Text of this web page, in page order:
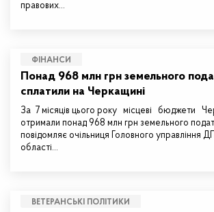
правових…
ФІНАНСИ
Понад 968 млн грн земельного
сплатили на Черкащині
За 7 місяців цього року місцеві бюджети
отримали понад 968 млн грн земельного
повідомляє очільниця Головного управління
області…
ВЕТЕРАНСЬКІ ПОЛІТИКИ